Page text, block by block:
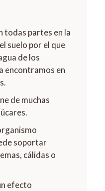
todas partes en la
suelo por el que
de los
encontramos en
de muchas
soportar
cálidas o
efecto